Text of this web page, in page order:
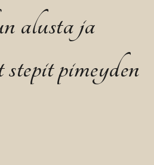
alusta ja
stepit pimeyden